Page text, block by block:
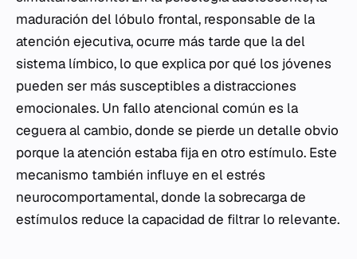
maduración del lóbulo frontal, responsable de la
atención ejecutiva, ocurre más tarde que la del
sistema límbico, lo que explica por qué los jóvenes
pueden ser más susceptibles a distracciones
emocionales. Un fallo atencional común es la
ceguera al cambio, donde se pierde un detalle obvio
porque la atención estaba fija en otro estímulo. Este
mecanismo también influye en el estrés
neurocomportamental, donde la sobrecarga de
estímulos reduce la capacidad de filtrar lo relevante.